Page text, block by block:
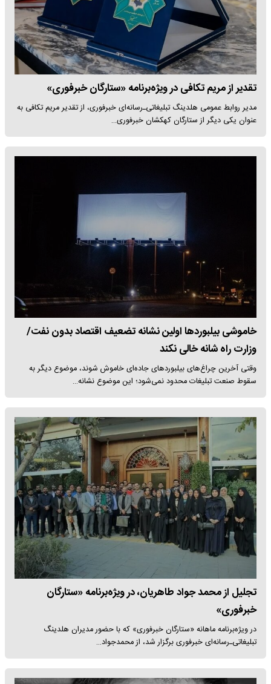
تقدیر از مریم تکافی در ویژه‌برنامه «ستارگان خبرفوری»
مدیر روابط عمومی هلدینگ تبلیغاتی‌ـ‌رسانه‌ای خبرفوری، از تقدیر مریم تکافی به
عنوان یکی دیگر از ستارگان کهکشان خبرفوری…
خاموشی بیلبوردها اولین نشانه تضعیف اقتصاد بدون نفت/
وزارت راه شانه خالی نکند
وقتی آخرین چراغ‌های بیلبوردهای جاده‌ای خاموش شوند، موضوع دیگر به
سقوط صنعت تبلیغات محدود نمی‌شود؛ این موضوع نشانه…
تجلیل از محمد جواد طاهریان، در ویژه‌برنامه «ستارگان
خبرفوری»
در ویژه‌برنامه ماهانه «ستارگان خبرفوری» که با حضور مدیران هلدینگ
تبلیغاتی‌ـ‌رسانه‌ای خبرفوری برگزار شد، از محمدجواد…